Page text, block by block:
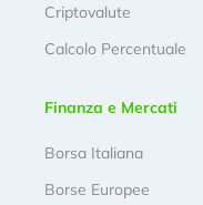
Criptovalute
Calcolo Percentuale
Finanza e Mercati
Borsa Italiana
Borse Europee